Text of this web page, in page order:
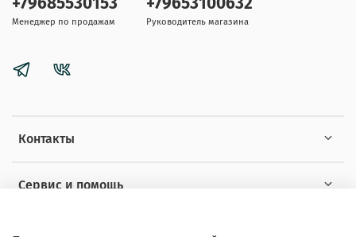
Контакты
Сервис и помощь
Менеджер по продажам Руководитель магазина